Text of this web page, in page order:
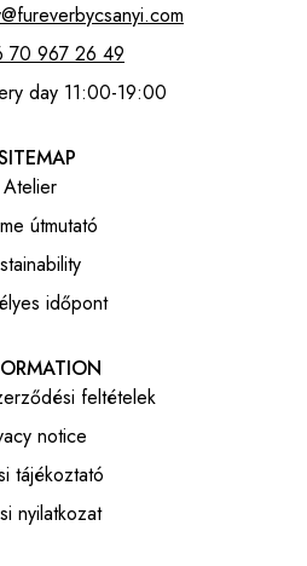
70 967 26 49
day 11:00-19:00
Atelier
útmutató
időpont
feltételek
notice
tájékoztató
nyilatkozat